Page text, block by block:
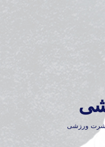
ورزشی